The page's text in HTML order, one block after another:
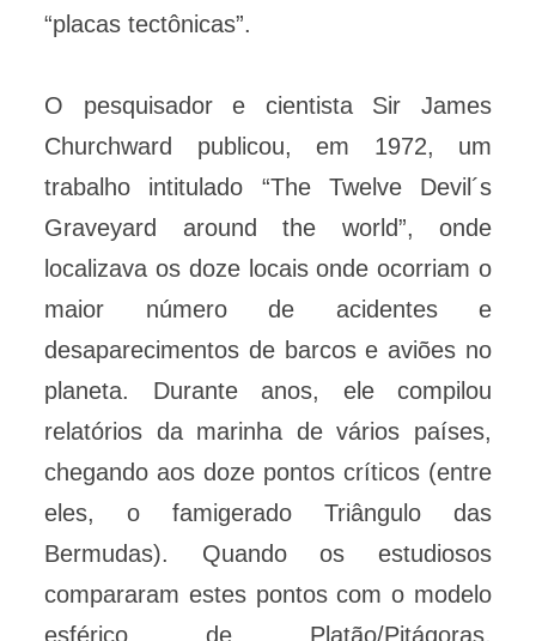
“placas tectônicas”.
O pesquisador e cientista Sir James
Churchward publicou, em 1972, um
trabalho intitulado “The Twelve Devil´s
Graveyard around the world”, onde
localizava os doze locais onde ocorriam o
maior número de acidentes e
desaparecimentos de barcos e aviões no
planeta. Durante anos, ele compilou
relatórios da marinha de vários países,
chegando aos doze pontos críticos (entre
eles, o famigerado Triângulo das
Bermudas). Quando os estudiosos
compararam estes pontos com o modelo
esférico de Platão/Pitágoras,